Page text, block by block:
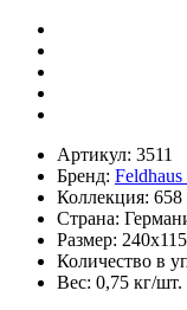
Артикул: 3511
Бренд:
Коллекция: 658
Страна:
Размер:
Количество в
Вес: 0,75 кг/шт.